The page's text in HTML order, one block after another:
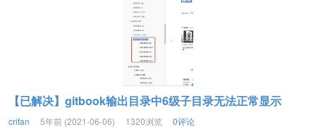
【已解决】gitbook输出目录中6级子目录无法正常显示
crifan 5年前 (2021-06-06) 1320浏览 0评论